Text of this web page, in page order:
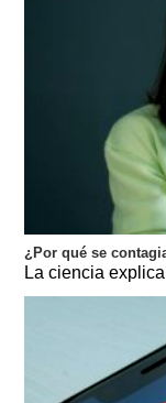
¿Por qué se
La ciencia